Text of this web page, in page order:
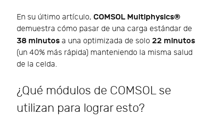
En su último artículo, COMSOL Multiphysics®
demuestra cómo pasar de una carga estándar de
38 minutos a una optimizada de solo 22 minutos
(un 40% más rápida) manteniendo la misma salud
de la celda.
¿Qué módulos de COMSOL se
utilizan para lograr esto?